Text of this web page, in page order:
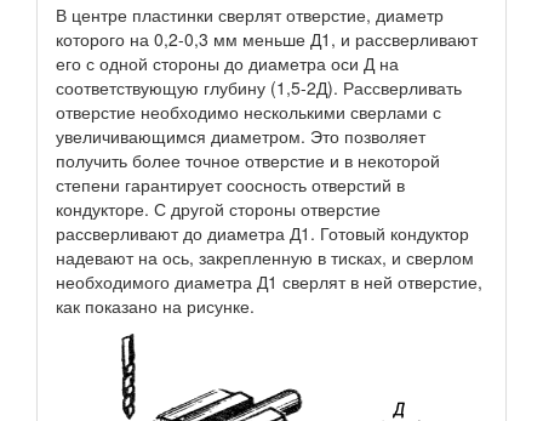
В центре пластинки сверлят отверстие, диаметр
которого на 0,2-0,3 мм меньше Д1, и рассверливают
его с одной стороны до диаметра оси Д на
соответствующую глубину (1,5-2Д). Рассверливать
отверстие необходимо несколькими сверлами с
увеличивающимся диаметром. Это позволяет
получить более точное отверстие и в некоторой
степени гарантирует соосность отверстий в
кондукторе. С другой стороны отверстие
рассверливают до диаметра Д1. Готовый кондуктор
надевают на ось, закрепленную в тисках, и сверлом
необходимого диаметра Д1 сверлят в ней отверстие,
как показано на рисунке.